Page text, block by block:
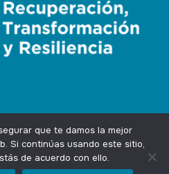
OnlineIngenium.Marketing
que te damos la mejor
Si continúas usando este sitio,
de acuerdo con ello.